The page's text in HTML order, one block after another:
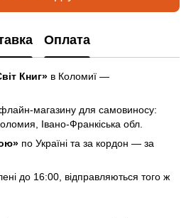
Оплата
Книг» в Коломиї —
магазину для самовиносу:
Івано-Франкіська обл.
по Україні та за кордон — за
до 16:00, відправляються того ж